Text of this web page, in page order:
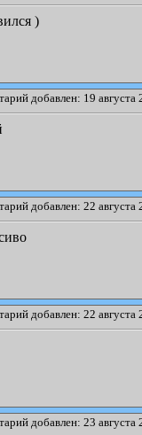
)
добавлен: 19 августа
добавлен: 22 августа
добавлен: 22 августа
добавлен: 23 августа